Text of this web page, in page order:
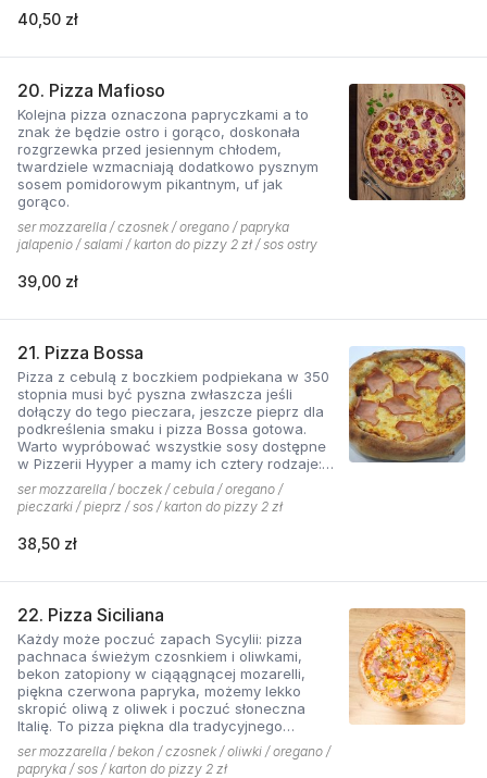
40,50 zł
20. Pizza Mafioso
Kolejna pizza oznaczona papryczkami a to
znak że będzie ostro i gorąco, doskonała
rozgrzewka przed jesiennym chłodem,
twardziele wzmacniają dodatkowo pysznym
sosem pomidorowym pikantnym, uf jak
gorąco.
ser mozzarella / czosnek / oregano / papryka
jalapenio / salami / karton do pizzy 2 zł / sos ostry
39,00 zł
21. Pizza Bossa
Pizza z cebulą z boczkiem podpiekana w 350
stopnia musi być pyszna zwłaszcza jeśli
dołączy do tego pieczara, jeszcze pieprz dla
podkreślenia smaku i pizza Bossa gotowa.
Warto wypróbować wszystkie sosy dostępne
w Pizzerii Hyyper a mamy ich cztery rodzaje:
pomidorowy łagodny, pomidorowy pikantny,
jogurtowo-czosnkowy oraz sos słodko-
kwaśny , każdy niepowtarzalny w smaku.
ser mozzarella / boczek / cebula / oregano /
pieczarki / pieprz / sos / karton do pizzy 2 zł
38,50 zł
22. Pizza Siciliana
Każdy może poczuć zapach Sycylii: pizza
pachnaca świeżym czosnkiem i oliwkami,
bekon zatopiony w ciąąągnącej mozarelli,
piękna czerwona papryka, możemy lekko
skropić oliwą z oliwek i poczuć słoneczna
Italię. To pizza piękna dla tradycyjnego
podniebienia
ser mozzarella / bekon / czosnek / oliwki / oregano /
papryka / sos / karton do pizzy 2 zł